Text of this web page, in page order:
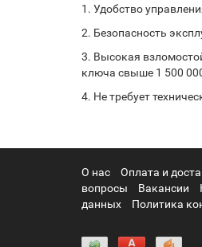
1. Удобство
2. Безопасность
3. Высокая
ключа свыше 1 500
4. Не требует
О нас Оплата и
вопросы
Вакансии
данных
Политика